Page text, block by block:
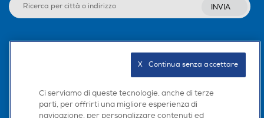
INVIA
Scarica la nostra app
Ci serviamo di queste tecnologie, anche di terze
parti, per offrirti una migliore esperienza di
navigazione, per personalizzare contenuti ed
X   Continua senza accettare